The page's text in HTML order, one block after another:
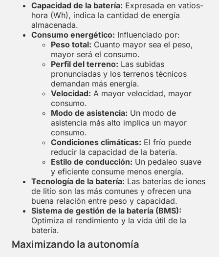
Capacidad de la batería: Expresada en vatios-
hora (Wh), indica la cantidad de energía
almacenada.
Consumo energético: Influenciado por:
Peso total: Cuanto mayor sea el peso,
mayor será el consumo.
Perfil del terreno: Las subidas
pronunciadas y los terrenos técnicos
demandan más energía.
Velocidad: A mayor velocidad, mayor
consumo.
Modo de asistencia: Un modo de
asistencia más alto implica un mayor
consumo.
Condiciones climáticas: El frío puede
reducir la capacidad de la batería.
Estilo de conducción: Un pedaleo suave
y eficiente consume menos energía.
Tecnología de la batería: Las baterías de iones
de litio son las más comunes y ofrecen una
buena relación entre peso y capacidad.
Sistema de gestión de la batería (BMS):
Optimiza el rendimiento y la vida útil de la
batería.
Maximizando la autonomía